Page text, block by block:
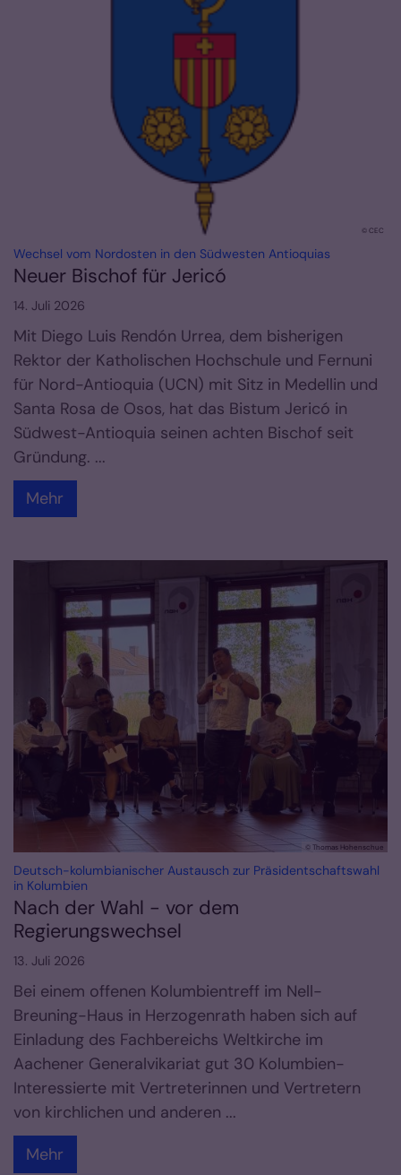
© CEC
Wechsel vom Nordosten in den Südwesten Antioquias
Neuer Bischof für Jericó
14. Juli 2026
Mit Diego Luis Rendón Urrea, dem bisherigen
Rektor der Katholischen Hochschule und Fernuni
für Nord-Antioquia (UCN) mit Sitz in Medellin und
Santa Rosa de Osos, hat das Bistum Jericó in
Südwest-Antioquia seinen achten Bischof seit
Gründung. ...
Mehr
© Thomas Hohenschue
Deutsch-kolumbianischer Austausch zur Präsidentschaftswahl
in Kolumbien
Nach der Wahl - vor dem
Regierungswechsel
13. Juli 2026
Bei einem offenen Kolumbientreff im Nell-
Breuning-Haus in Herzogenrath haben sich auf
Einladung des Fachbereichs Weltkirche im
Aachener Generalvikariat gut 30 Kolumbien-
Interessierte mit Vertreterinnen und Vertretern
von kirchlichen und anderen ...
Mehr